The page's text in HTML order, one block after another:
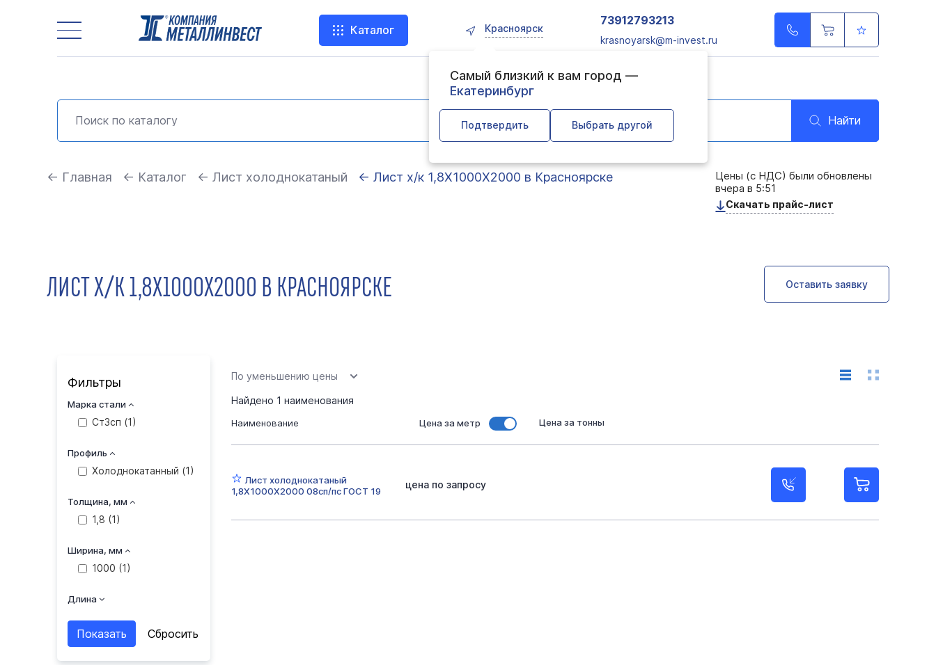
Каталог Красноярск
Самый близкий к вам город —
Екатеринбург
Подтвердить Выбрать другой
73912793213
krasnoyarsk@m-invest.ru
Найти
← Главная ← Каталог ← Лист холоднокатаный ← Лист х/к 1,8Х1000Х2000 в Красноярске
Цены (с НДС) были обновлены
вчера в 5:51
Скачать прайс-лист
ЛИСТ Х/К 1,8Х1000Х2000 В КРАСНОЯРСКЕ Оставить заявку
Фильтры
Марка стали
Ст3сп (1)
Профиль
Холоднокатанный (1)
Толщина, мм
1,8 (1)
Ширина, мм
1000 (1)
Длина
По уменьшению цены
Найдено 1 наименования
Наименование Цена за метр Цена за тонны
Лист холоднокатаный
1,8Х1000Х2000 08сп/пс ГОСТ 19
цена по запросу